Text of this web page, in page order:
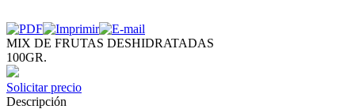
MIX DE FRUTAS DESHIDRATADAS
100GR.
Solicitar precio
Descripción